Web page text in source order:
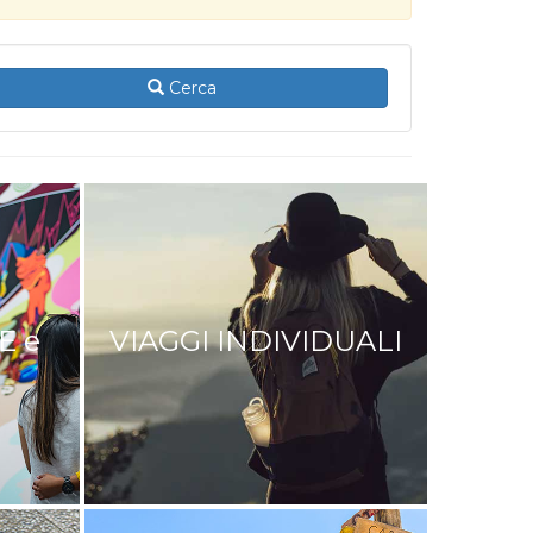
Cerca
e VIAGGI INDIVIDUALI